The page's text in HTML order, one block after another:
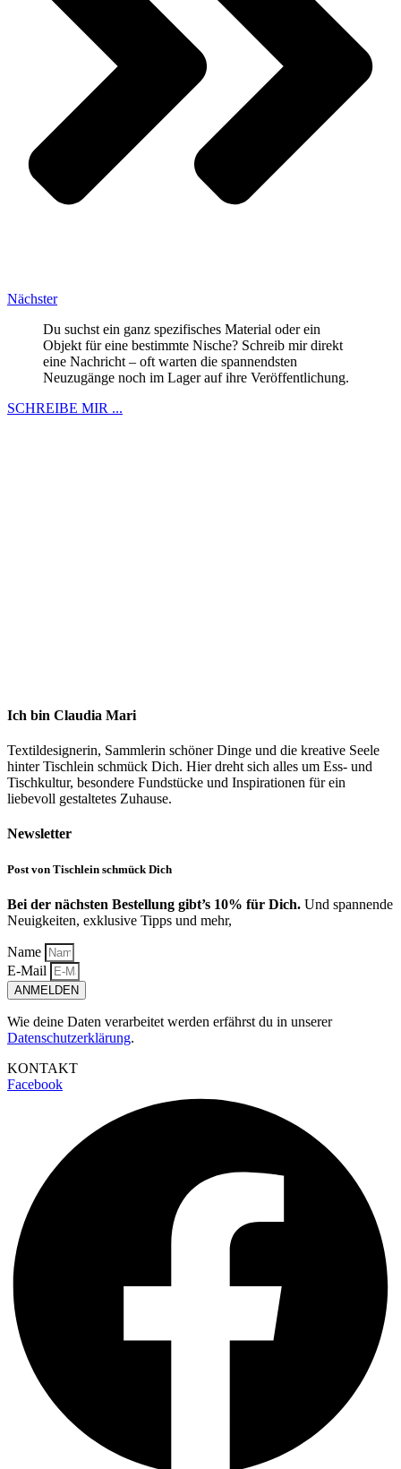
Nächster
Du suchst ein ganz spezifisches Material oder ein
Objekt für eine bestimmte Nische? Schreib mir direkt
eine Nachricht – oft warten die spannendsten
Neuzugänge noch im Lager auf ihre Veröffentlichung.
SCHREIBE MIR ...
Ich bin Claudia Mari
Textildesignerin, Sammlerin schöner Dinge und die kreative Seele
hinter Tischlein schmück Dich. Hier dreht sich alles um Ess- und
Tischkultur, besondere Fundstücke und Inspirationen für ein
liebevoll gestaltetes Zuhause.
Newsletter
Post von Tischlein schmück Dich
Bei der nächsten Bestellung gibt’s 10% für Dich. Und spannende
Neuigkeiten, exklusive Tipps und mehr,
Name
E-Mail
ANMELDEN
Wie deine Daten verarbeitet werden erfährst du in unserer
Datenschutzerklärung.
KONTAKT
Facebook